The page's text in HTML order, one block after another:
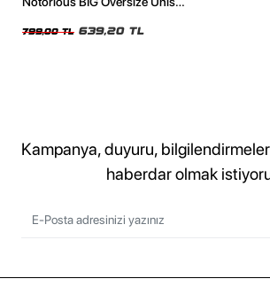
799,00 TL 639,20 TL
Kampanya, duyuru,
haberdar olmak